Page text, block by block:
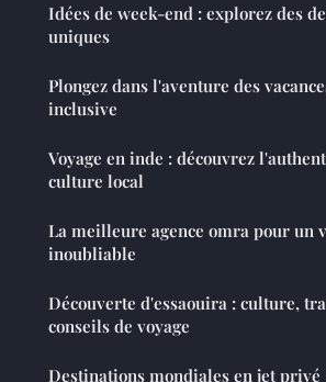
Idées de week-end : explorez des
uniques
Plongez dans l'aventure des
inclusive
Voyage en inde : découvrez
culture local
La meilleure agence omra pour un
inoubliable
Découverte d'essaouira : culture,
conseils de voyage
Destinations mondiales en jet privé